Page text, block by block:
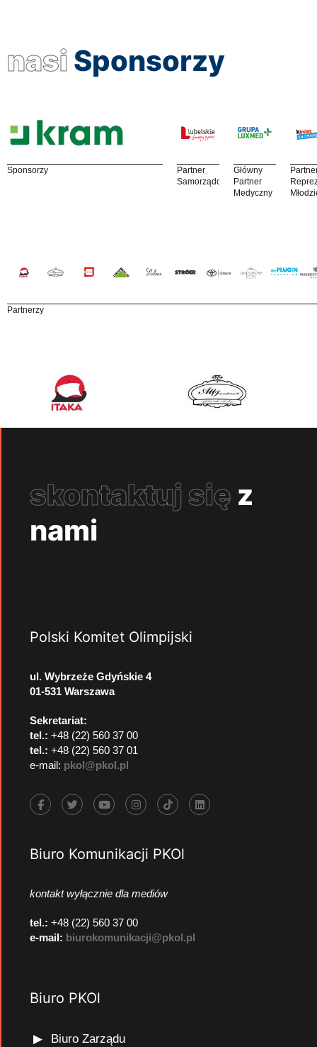
nasi Sponsorzy
Sponsorzy
Partner
Samorządowy
Główny
Partner
Medyczny
Partnerzy
skontaktuj się z
nami
Polski Komitet Olimpijski
ul. Wybrzeże Gdyńskie 4
01-531 Warszawa
Sekretariat:
tel.: +48 (22) 560 37 00
tel.: +48 (22) 560 37 01
e-mail: pkol@pkol.pl
Biuro Komunikacji PKOl
kontakt wyłącznie dla mediów
tel.: +48 (22) 560 37 00
e-mail: biurokomunikacji@pkol.pl
Biuro PKOl
Biuro Zarządu